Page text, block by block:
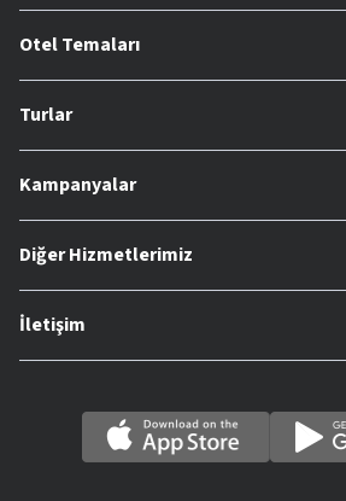
Otel Temaları
Turlar
Kampanyalar
Diğer Hizmetlerimiz
İletişim